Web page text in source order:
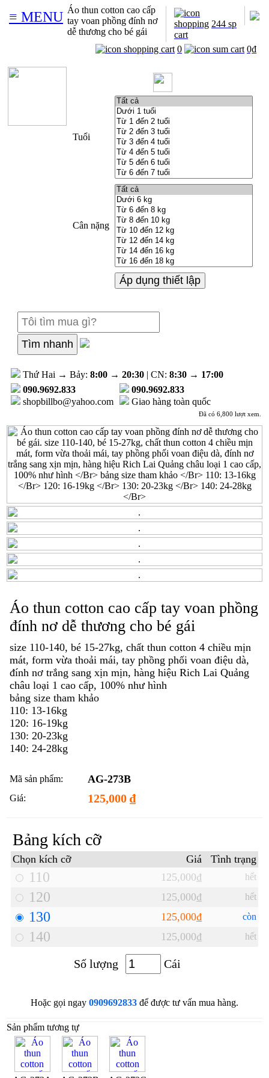
≡ MENU 244 sp
0 0₫
Tuổi
Cân nặng
Thứ Hai → Bảy: 8:00 → 20:30 | CN: 8:30 → 17:00
090.9692.833
shopbillbo@yahoo.com
090.9692.833
Giao hàng toàn quốc
Áo thun cotton cao cấp
tay voan phồng đính nơ
dễ thương cho bé gái
Đã có 6,800 lượt xem.
Áo thun cotton cao cấp tay voan phồng
đính nơ dễ thương cho bé gái
size 110-140, bé 15-27kg, chất thun cotton 4 chiều mịn
mát, form vừa thoải mái, tay phồng phối voan điệu dà,
đính nơ trắng sang xịn mịn, hàng hiệu Rich Lai Quảng
châu loại 1 cao cấp, 100% như hình
bảng size tham khảo
110: 13-16kg
120: 16-19kg
130: 20-23kg
140: 24-28kg
Mã sản phẩm: AG-273B
Giá: 125,000 ₫
Bảng kích cỡ
Chọn kích cỡ Giá Tình trạng
110 125,000₫ hết
120 125,000₫ hết
130 125,000₫ còn
140 125,000₫ hết
Số lượng Cái
Hoặc gọi ngay 0909692833 để được tư vấn mua hàng.
Sản phẩm tương tự